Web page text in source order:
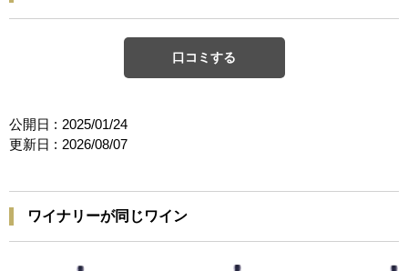
口コミする
公開日 : 2025/01/24
更新日 : 2026/08/07
ワイナリーが同じワイン